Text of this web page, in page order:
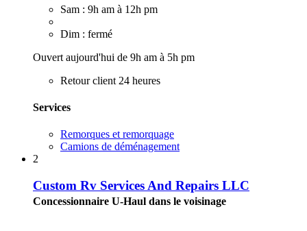
Sam : 9h am à 12h pm
Dim : fermé
Ouvert aujourd'hui de 9h am à 5h pm
Retour client 24 heures
Services
Remorques et remorquage
Camions de déménagement
2
Custom Rv Services And Repairs LLC
Concessionnaire U-Haul dans le voisinage